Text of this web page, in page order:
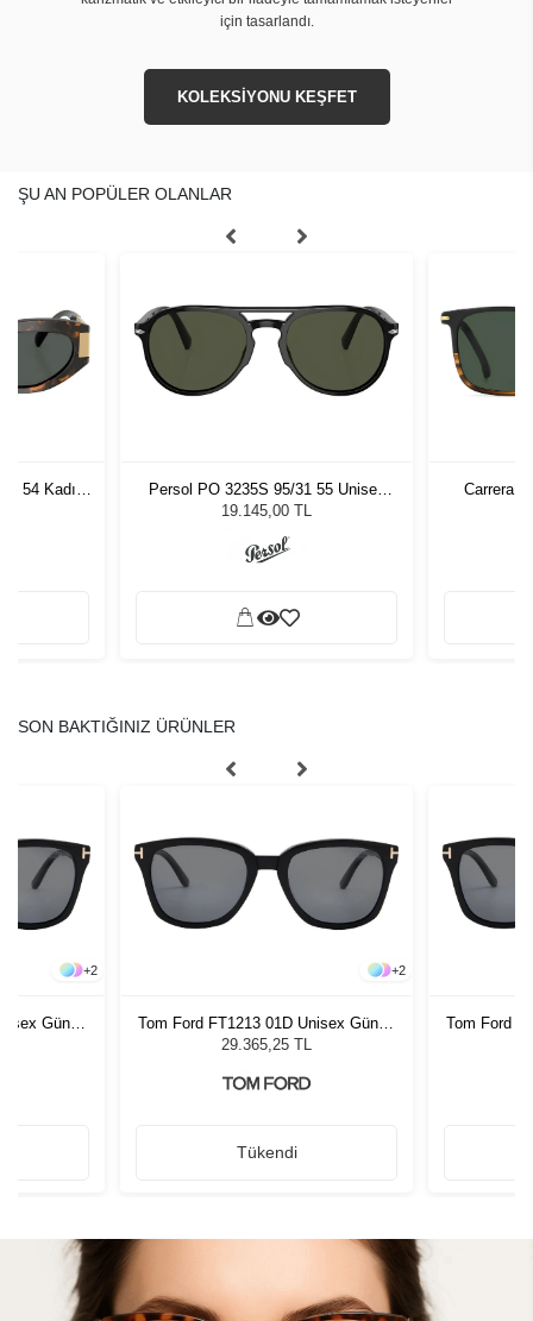
için tasarlandı.
KOLEKSİYONU KEŞFET
ŞU AN POPÜLER OLANLAR
- 54 Kadın
Persol PO 3235S 95/31 55 Unisex
Güneş Gözlüğü
19.145,00 TL
Carrera
SON BAKTIĞINIZ ÜRÜNLER
+2
Güneş
+2
Tom Ford FT1213 01D Unisex Güneş
Gözlüğü
29.365,25 TL
Tükendi
Tom Ford